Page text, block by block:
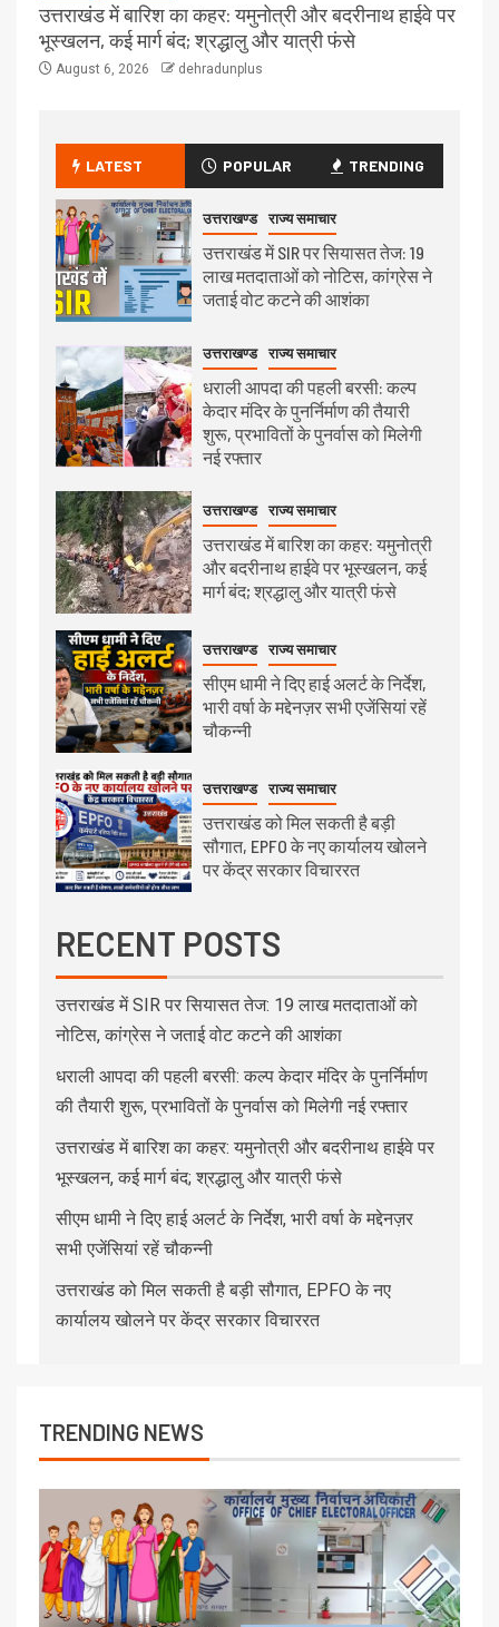
उत्तराखंड में बारिश का कहर: यमुनोत्री और बदरीनाथ हाईवे पर
भूस्खलन, कई मार्ग बंद; श्रद्धालु और यात्री फंसे
August 6, 2026 dehradunplus
LATEST POPULAR TRENDING
उत्तराखण्ड राज्य समाचार
उत्तराखंड में SIR पर सियासत तेज: 19
लाख मतदाताओं को नोटिस, कांग्रेस ने
जताई वोट कटने की आशंका
उत्तराखण्ड राज्य समाचार
धराली आपदा की पहली बरसी: कल्प
केदार मंदिर के पुनर्निर्माण की तैयारी
शुरू, प्रभावितों के पुनर्वास को मिलेगी
नई रफ्तार
उत्तराखण्ड राज्य समाचार
उत्तराखंड में बारिश का कहर: यमुनोत्री
और बदरीनाथ हाईवे पर भूस्खलन, कई
मार्ग बंद; श्रद्धालु और यात्री फंसे
उत्तराखण्ड राज्य समाचार
सीएम धामी ने दिए हाई अलर्ट के निर्देश,
भारी वर्षा के मद्देनज़र सभी एजेंसियां रहें
चौकन्नी
उत्तराखण्ड राज्य समाचार
उत्तराखंड को मिल सकती है बड़ी
सौगात, EPFO के नए कार्यालय खोलने
पर केंद्र सरकार विचाररत
RECENT POSTS
उत्तराखंड में SIR पर सियासत तेज: 19 लाख मतदाताओं को
नोटिस, कांग्रेस ने जताई वोट कटने की आशंका
धराली आपदा की पहली बरसी: कल्प केदार मंदिर के पुनर्निर्माण
की तैयारी शुरू, प्रभावितों के पुनर्वास को मिलेगी नई रफ्तार
उत्तराखंड में बारिश का कहर: यमुनोत्री और बदरीनाथ हाईवे पर
भूस्खलन, कई मार्ग बंद; श्रद्धालु और यात्री फंसे
सीएम धामी ने दिए हाई अलर्ट के निर्देश, भारी वर्षा के मद्देनज़र
सभी एजेंसियां रहें चौकन्नी
उत्तराखंड को मिल सकती है बड़ी सौगात, EPFO के नए
कार्यालय खोलने पर केंद्र सरकार विचाररत
TRENDING NEWS